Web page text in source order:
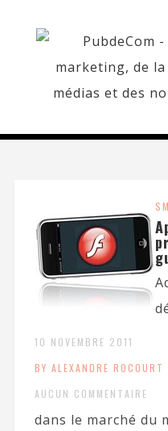
10 NOVEMBRE 2011
BY ALEXANDRE ROCOURT
AUCUN COMMENTAIRE
dans le marché du